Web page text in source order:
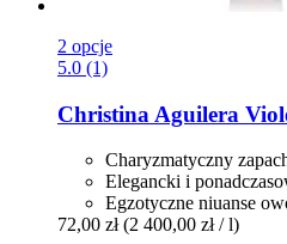
2 opcje
5.0 (1)
Christina Aguilera
Charyzmatyczny
Elegancki i
Egzotyczne niuanse
72,00 zł (2 400,00 zł / l)